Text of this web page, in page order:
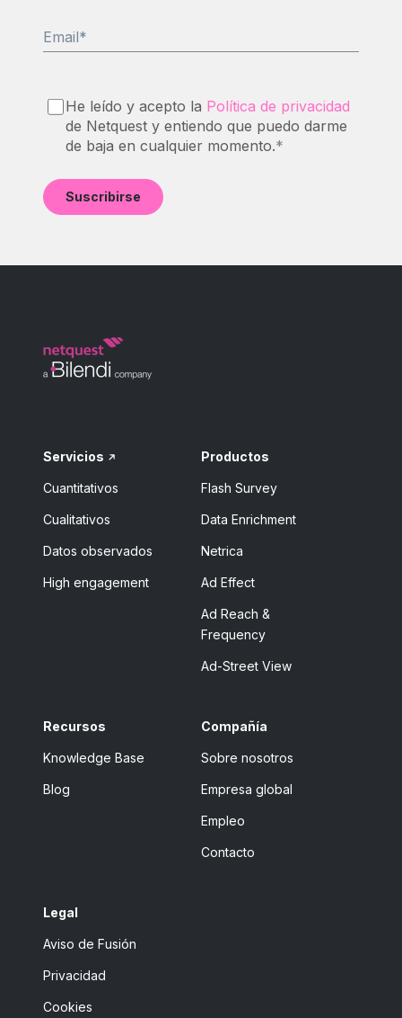
Email*
He leído y acepto la Política de privacidad
de Netquest y entiendo que puedo darme
de baja en cualquier momento.*
Servicios
Cuantitativos
Cualitativos
Datos observados
High engagement
Productos
Flash Survey
Data Enrichment
Netrica
Ad Effect
Ad Reach &
Frequency
Ad-Street View
Recursos
Knowledge Base
Blog
Compañía
Sobre nosotros
Empresa global
Empleo
Contacto
Legal
Aviso de Fusión
Privacidad
Cookies